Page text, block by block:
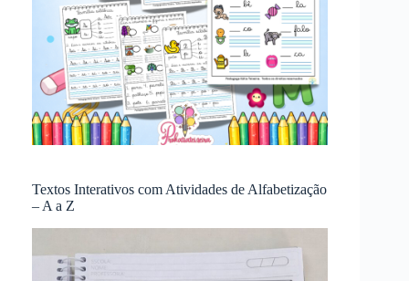
Textos Interativos com Atividades de Alfabetização
– A a Z